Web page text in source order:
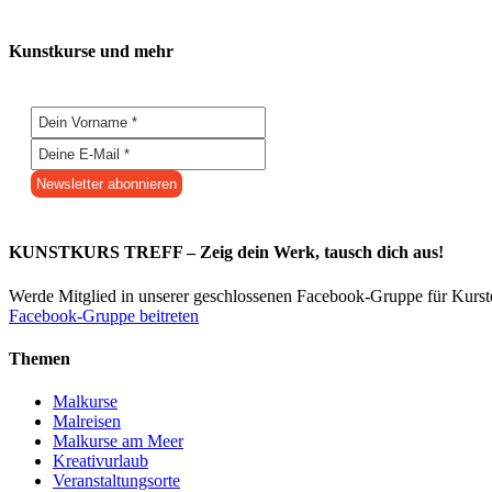
Kunstkurse und mehr
KUNSTKURS TREFF – Zeig dein Werk, tausch dich aus!
Werde Mitglied in unserer geschlossenen Facebook-Gruppe für
Facebook-Gruppe beitreten
Themen
Malkurse
Malreisen
Malkurse am Meer
Kreativurlaub
Veranstaltungsorte